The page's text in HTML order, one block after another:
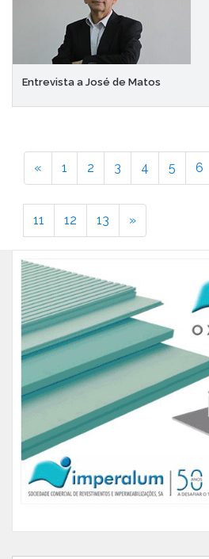
Entrevista a José de Matos
« 1 2 3 4 5 6
11 12 13 »